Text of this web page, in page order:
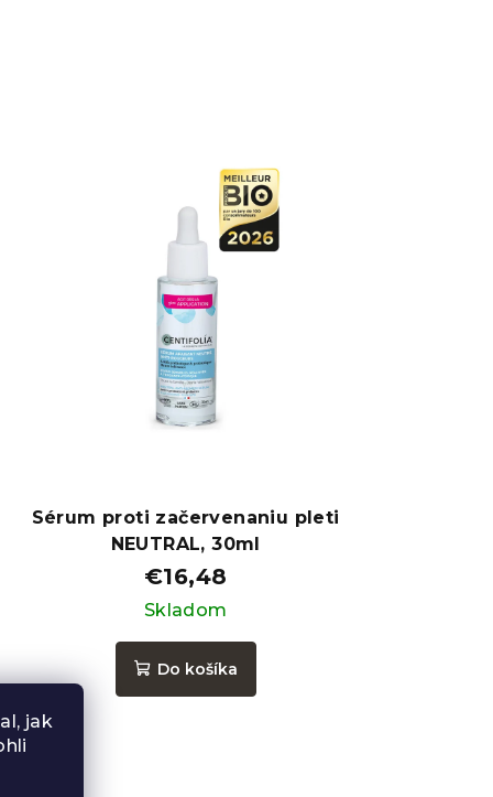
jak
Sérum proti začervenaniu pleti
NEUTRAL, 30ml
€16,48
Skladom
Do košíka